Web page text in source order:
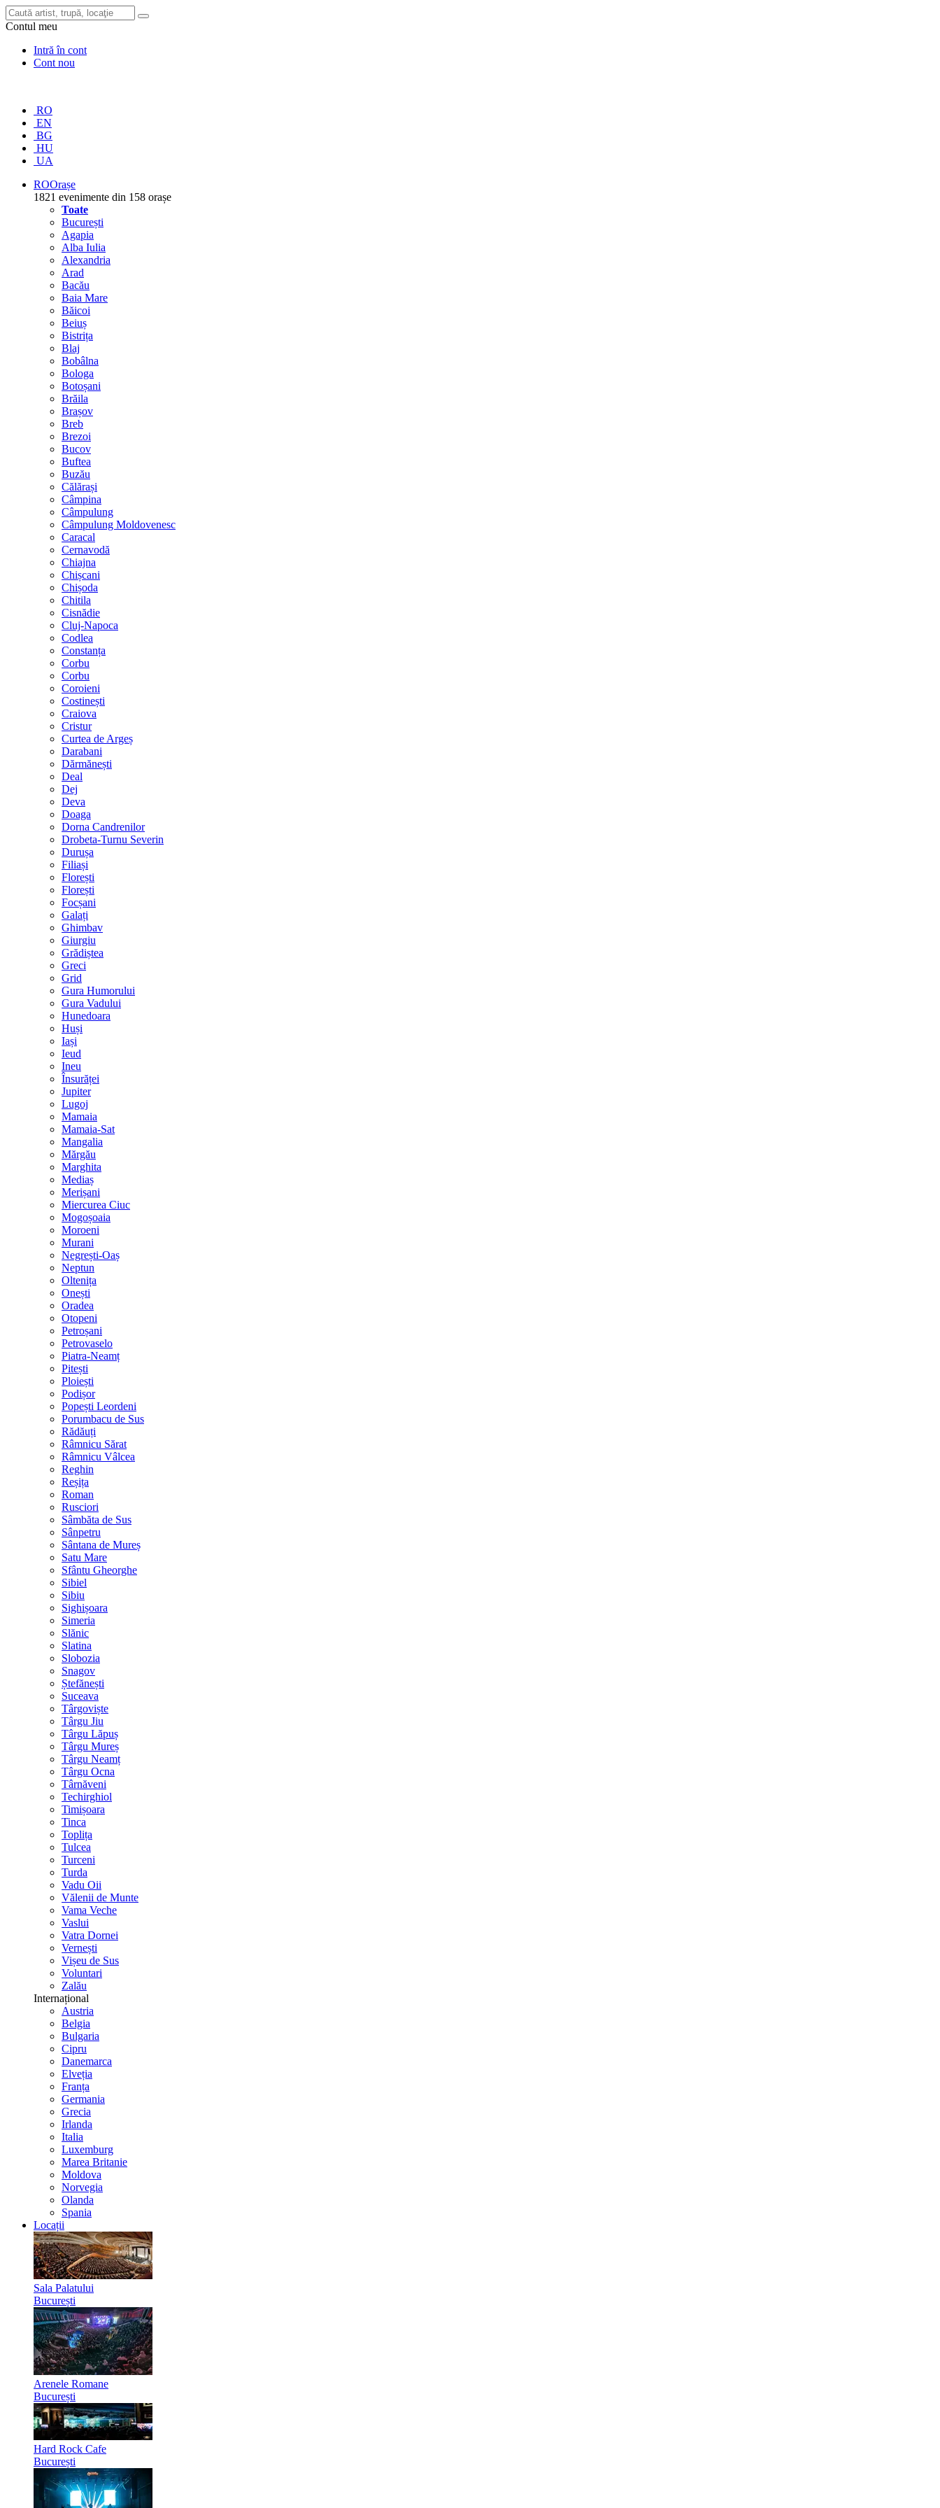
Contul meu
Intră în cont
Cont nou
RO
EN
BG
HU
UA
ROOrașe
1821 evenimente din 158 orașe
Toate
București
Agapia
Alba Iulia
Alexandria
Arad
Bacău
Baia Mare
Băicoi
Beiuș
Bistrița
Blaj
Bobâlna
Bologa
Botoșani
Brăila
Brașov
Breb
Brezoi
Bucov
Buftea
Buzău
Călărași
Câmpina
Câmpulung
Câmpulung Moldovenesc
Caracal
Cernavodă
Chiajna
Chișcani
Chișoda
Chitila
Cisnădie
Cluj-Napoca
Codlea
Constanța
Corbu
Corbu
Coroieni
Costinești
Craiova
Cristur
Curtea de Argeș
Darabani
Dărmănești
Deal
Dej
Deva
Doaga
Dorna Candrenilor
Drobeta-Turnu Severin
Durușa
Filiași
Florești
Florești
Focșani
Galați
Ghimbav
Giurgiu
Grădiștea
Greci
Grid
Gura Humorului
Gura Vadului
Hunedoara
Huși
Iași
Ieud
Ineu
Însurăței
Jupiter
Lugoj
Mamaia
Mamaia-Sat
Mangalia
Mărgău
Marghita
Mediaș
Merișani
Miercurea Ciuc
Mogoșoaia
Moroeni
Murani
Negrești-Oaș
Neptun
Oltenița
Onești
Oradea
Otopeni
Petroșani
Petrovaselo
Piatra-Neamț
Pitești
Ploiești
Podișor
Popești Leordeni
Porumbacu de Sus
Rădăuți
Râmnicu Sărat
Râmnicu Vâlcea
Reghin
Reșița
Roman
Rusciori
Sâmbăta de Sus
Sânpetru
Sântana de Mureș
Satu Mare
Sfântu Gheorghe
Sibiel
Sibiu
Sighișoara
Simeria
Slănic
Slatina
Slobozia
Snagov
Ștefănești
Suceava
Târgoviște
Târgu Jiu
Târgu Lăpuș
Târgu Mureș
Târgu Neamț
Târgu Ocna
Târnăveni
Techirghiol
Timișoara
Tinca
Toplița
Tulcea
Turceni
Turda
Vadu Oii
Vălenii de Munte
Vama Veche
Vaslui
Vatra Dornei
Vernești
Vișeu de Sus
Voluntari
Zalău
Internațional
Austria
Belgia
Bulgaria
Cipru
Danemarca
Elveția
Franța
Germania
Grecia
Irlanda
Italia
Luxemburg
Marea Britanie
Moldova
Norvegia
Olanda
Spania
Locații
Sala Palatului
București
Arenele Romane
București
Hard Rock Cafe
București